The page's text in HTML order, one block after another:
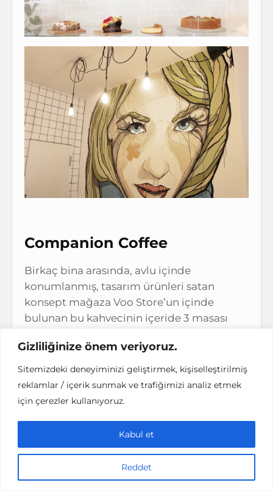
Gizliliğinize önem veriyoruz.
Sitemizdeki deneyiminizi geliştirmek, kişiselleştirilmiş
reklamlar / içerik sunmak ve trafiğimizi analiz etmek
için çerezler kullanıyoruz.
Reddet
Kabul et
Companion Coffee
Birkaç bina arasında, avlu içinde
konumlanmış, tasarım ürünleri satan
konsept mağaza Voo Store’un içinde
bulunan bu kahvecinin içeride 3 masası
bulunmakta, fakat yer bulmada sıkıntı
yaşanmıyor. İçimi oldukça kolay olan
kahvesini mutlaka denemen lazım!